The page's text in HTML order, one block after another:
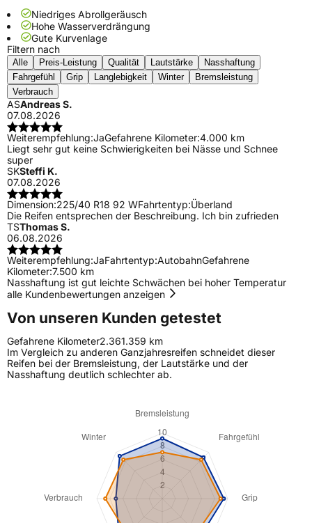
Niedriges Abrollgeräusch
Hohe Wasserverdrängung
Gute Kurvenlage
Filtern nach
Alle Preis-Leistung Qualität Lautstärke
Nasshaftung
Fahrgefühl
Grip Langlebigkeit Winter
Bremsleistung
Verbrauch
ASAndreas S.
07.08.2026
Weiterempfehlung:JaGefahrene Kilometer:4.000 km
Liegt sehr gut keine Schwierigkeiten bei Nässe und Schnee
super
SKSteffi K.
07.08.2026
Dimension:225/40 R18 92 WFahrtentyp:Überland
Die Reifen entsprechen der Beschreibung. Ich bin zufrieden
TSThomas S.
06.08.2026
Weiterempfehlung:JaFahrtentyp:AutobahnGefahrene
Kilometer:7.500 km
Nasshaftung ist gut leichte Schwächen bei hoher Temperatur
alle Kundenbewertungen anzeigen
Von unseren Kunden getestet
Gefahrene Kilometer2.361.359 km
Im Vergleich zu anderen Ganzjahresreifen schneidet dieser
Reifen bei der Bremsleistung, der Lautstärke und der
Nasshaftung deutlich schlechter ab.